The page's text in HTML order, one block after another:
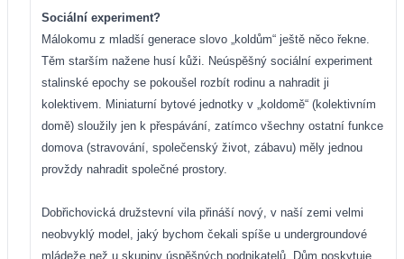
Sociální experiment?
Málokomu z mladší generace slovo „koldům“ ještě něco řekne.
Těm starším nažene husí kůži. Neúspěšný sociální experiment
stalinské epochy se pokoušel rozbít rodinu a nahradit ji
kolektivem. Miniaturní bytové jednotky v „koldomě“ (kolektivním
domě) sloužily jen k přespávání, zatímco všechny ostatní funkce
domova (stravování, společenský život, zábavu) měly jednou
provždy nahradit společné prostory.
Dobřichovická družstevní vila přináší nový, v naší zemi velmi
neobvyklý model, jaký bychom čekali spíše u undergroundové
mládeže než u skupiny úspěšných podnikatelů. Dům poskytuje